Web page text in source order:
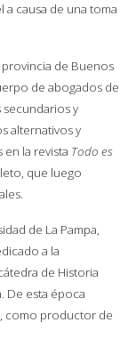
a causa de una toma
de Buenos
de abogados de
secundarios y
alternativos y
la revista Todo es
que luego
de La Pampa,
a la
de Historia
De esta época
como productor de